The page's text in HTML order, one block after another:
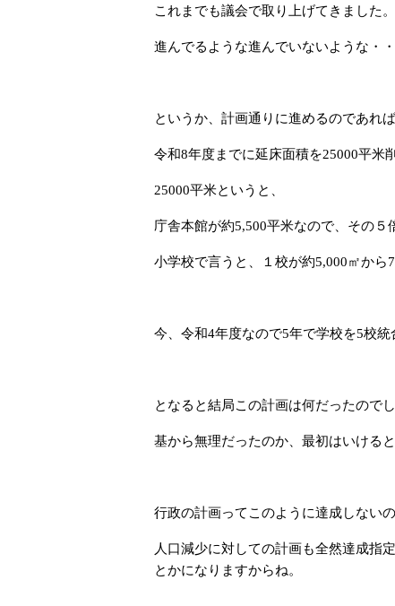
これまでも議会で取り上げてきました。
進んでるような進んでいないような・・
というか、計画通りに進めるのであれば
令和8年度までに延床面積を25000平米
25000平米というと、
庁舎本館が約5,500平米なので、その５
小学校で言うと、１校が約5,000㎡から
今、令和4年度なので5年で学校を5校統
となると結局この計画は何だったので
基から無理だったのか、最初はいける
行政の計画ってこのように達成しない
人口減少に対しての計画も全然達成指
とかになりますからね。